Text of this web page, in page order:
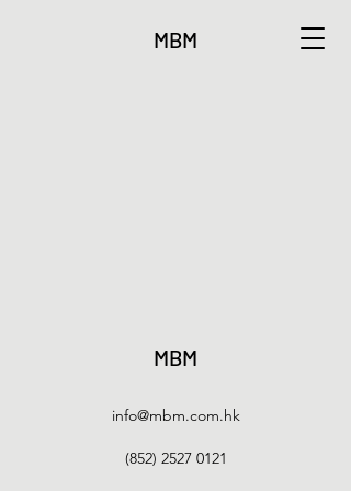
MBM
MBM
info@mbm.com.hk
(852) 2527 0121